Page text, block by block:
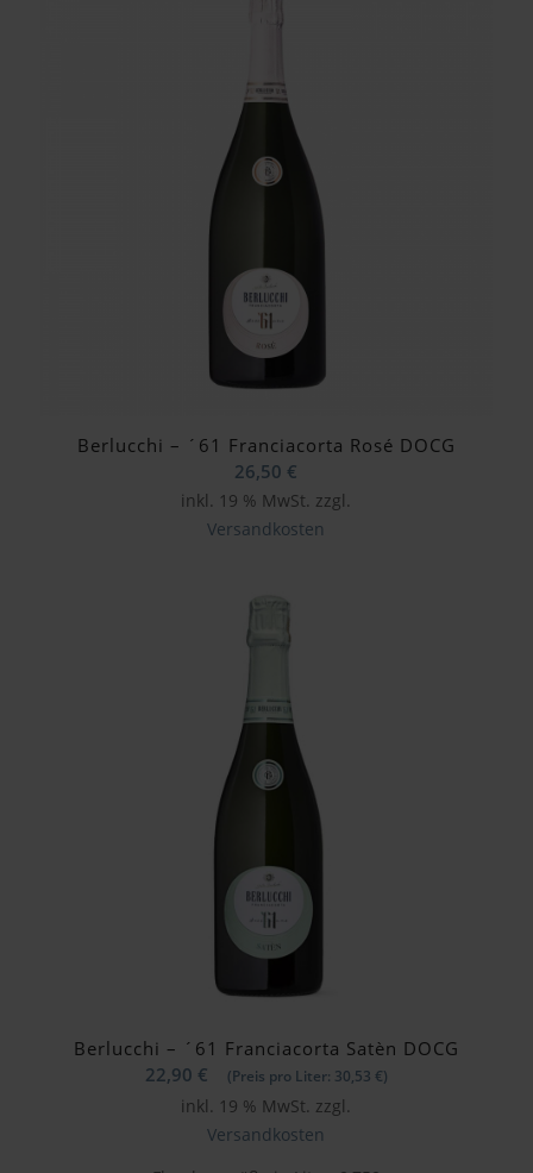
Berlucchi – ´61 Franciacorta Rosé DOCG
26,50 €
inkl. 19 % MwSt. zzgl.
Versandkosten
Berlucchi – ´61 Franciacorta Satèn DOCG
22,90 € (Preis pro Liter: 30,53 €)
inkl. 19 % MwSt. zzgl.
Versandkosten